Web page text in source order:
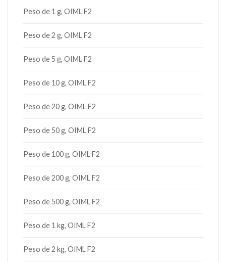
Peso de 1 g, OIML F2
Peso de 2 g, OIML F2
Peso de 5 g, OIML F2
Peso de 10 g, OIML F2
Peso de 20 g, OIML F2
Peso de 50 g, OIML F2
Peso de 100 g, OIML F2
Peso de 200 g, OIML F2
Peso de 500 g, OIML F2
Peso de 1 kg, OIML F2
Peso de 2 kg, OIML F2